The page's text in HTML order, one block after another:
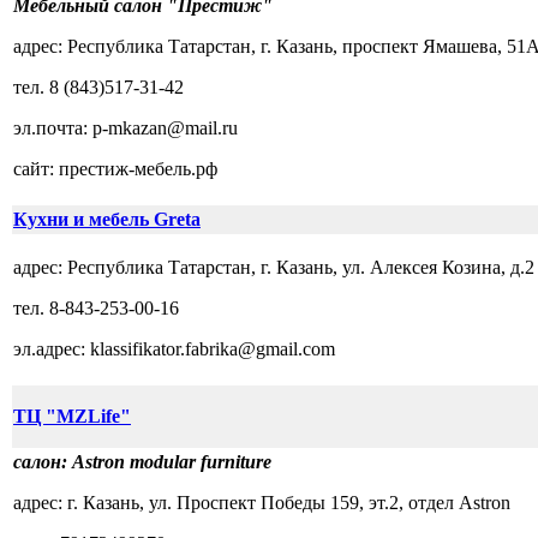
Мебельный салон "Престиж"
адрес: Республика Татарстан, г. Казань, проспект Ямашева,
тел. 8 (843)517-31-42
эл.почта: p-mkazan@mail.ru
сайт: престиж-мебель.рф
Кухни и мебель Greta
адрес: Республика Татарстан, г. Казань, ул. Алексея Козина, д.2
тел. 8-843-253-00-16
эл.адрес: klassifikator.fabrika@gmail.com
ТЦ "MZLife"
салон: Astron modular furniture
адрес: г. Казань, ул. Проспект Победы 159, эт.2, отдел Astron